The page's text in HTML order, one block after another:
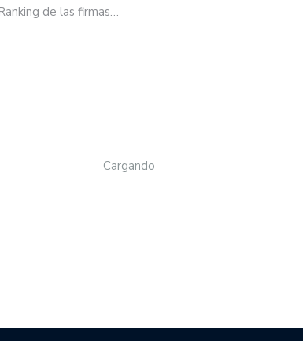
de las firmas…
Cargando